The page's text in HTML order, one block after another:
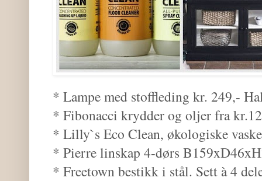
* Lampe med stoffleding kr. 249,-
* Fibonacci krydder og oljer fra
* Lilly`s Eco Clean, økologiske
* Pierre linskap 4-dørs
* Freetown bestikk i stål. Sett à 4